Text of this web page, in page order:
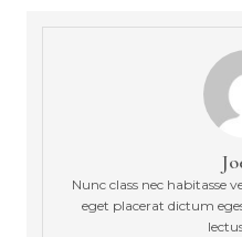
Nunc class nec habitasse
eget placerat dictum